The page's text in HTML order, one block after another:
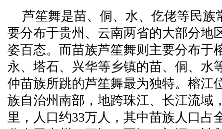
芦笙舞是苗、侗、水、仡佬等民族
要分布于贵州、云南两省的大部分地
姿百态。而苗族芦笙舞则主要分布于
永、塔石、兴华等乡镇的苗、侗、水
仲苗族所跳的芦笙舞最为独特。榕江
族自治州南部，地跨珠江、长江流域
里，人口约33万人，其中苗族人口占